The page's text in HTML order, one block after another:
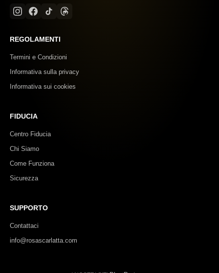
REGOLAMENTI
Termini e Condizioni
Informativa sulla privacy
Informativa sui cookies
FIDUCIA
Centro Fiducia
Chi Siamo
Come Funziona
Sicurezza
SUPPORTO
Contattaci
info@rosascarlatta.com